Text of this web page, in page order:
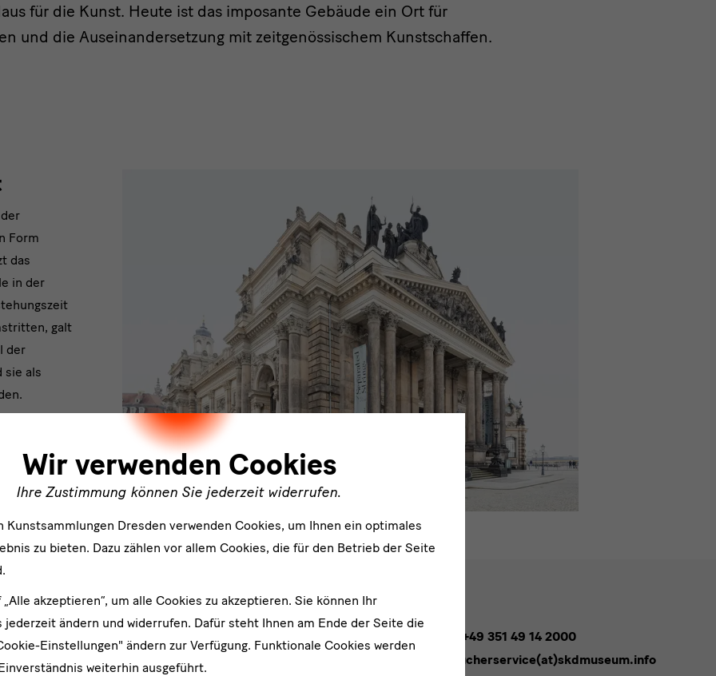
für die Kunst. Heute ist das imposante Gebäude ein Ort für
und die Auseinandersetzung mit zeitgenössischem Kunstschaffen.
Form
das
in der
galt
der
sie als
Wir verwenden Cookies
Ihre Zustimmung können Sie jederzeit widerrufen.
Kunstsammlungen Dresden verwenden Cookies, um Ihnen ein optimales
zu bieten. Dazu zählen vor allem Cookies, die für den Betrieb der Seite
akzeptieren“, um alle Cookies zu akzeptieren. Sie können Ihr
jederzeit ändern und widerrufen. Dafür steht Ihnen am Ende der Seite die
Einstellungen" ändern zur Verfügung. Funktionale Cookies werden
weiterhin ausgeführt.
Tel. +49 351 49 14 2000
besucherservice(at)skdmuseum.info